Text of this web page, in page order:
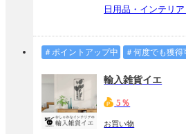
日用品・インテリ
＃ポイントアップ中 ＃何度でも獲得
輸入雑貨イエ
5％
お買い物